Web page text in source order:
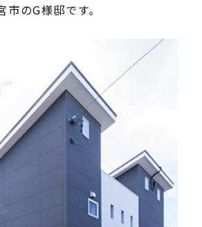
市のG様邸です。